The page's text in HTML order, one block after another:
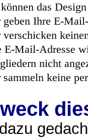
das
Ihre E-
E-Mail-Adresse
nicht
keine